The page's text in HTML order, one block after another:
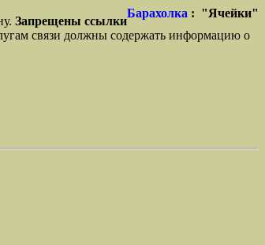
Барахолка : "Ячейки"
Запрещены ссылки
связи должны содержать информацию о